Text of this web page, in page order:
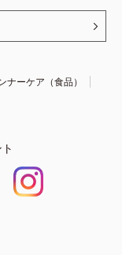
ナーケア（食品）